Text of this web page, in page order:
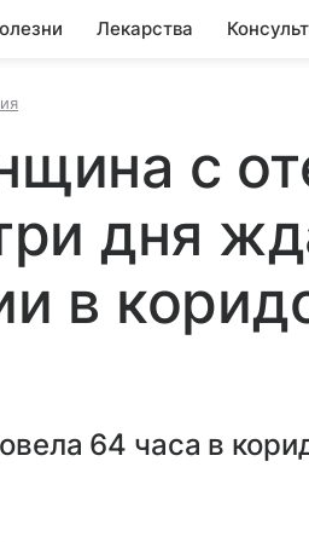
Лекарства
с
дня
в
64 часа в